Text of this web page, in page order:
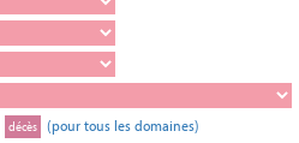
décès (pour tous les domaines)